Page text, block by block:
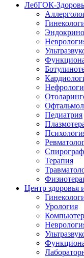
ЛебГОК-
Педиатрия
Терапия
Центр здоровья
Урология